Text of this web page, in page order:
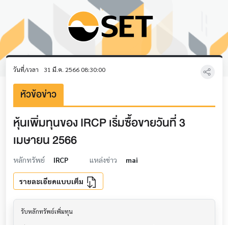
วันที่/เวลา 31 มี.ค. 2566 08:30:00
หัวข้อข่าว
หุ้นเพิ่มทุนของ IRCP เริ่มซื้อขายวันที่ 3
เมษายน 2566
หลักทรัพย์ IRCP แหล่งข่าว mai
รายละเอียดแบบเต็ม
รับหลักทรัพย์เพิ่มทุน